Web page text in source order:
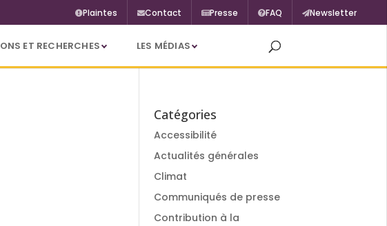
Plaintes Contact Presse FAQ Newsletter
ET RECHERCHES LES MÉDIAS
Catégories
Accessibilité
Actualités générales
Climat
Communiqués de presse
Contribution à la